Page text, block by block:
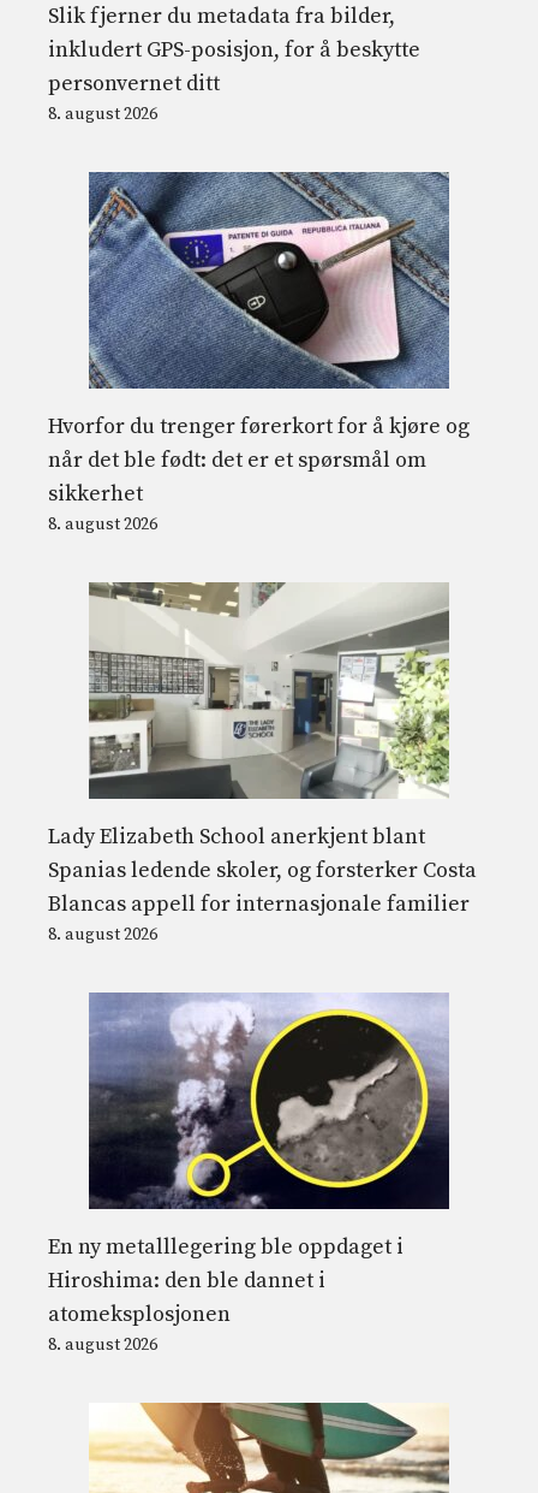
Slik fjerner du metadata fra bilder,
inkludert GPS-posisjon, for å beskytte
personvernet ditt
8. august 2026
Hvorfor du trenger førerkort for å kjøre og
når det ble født: det er et spørsmål om
sikkerhet
8. august 2026
Lady Elizabeth School anerkjent blant
Spanias ledende skoler, og forsterker Costa
Blancas appell for internasjonale familier
8. august 2026
En ny metalllegering ble oppdaget i
Hiroshima: den ble dannet i
atomeksplosjonen
8. august 2026